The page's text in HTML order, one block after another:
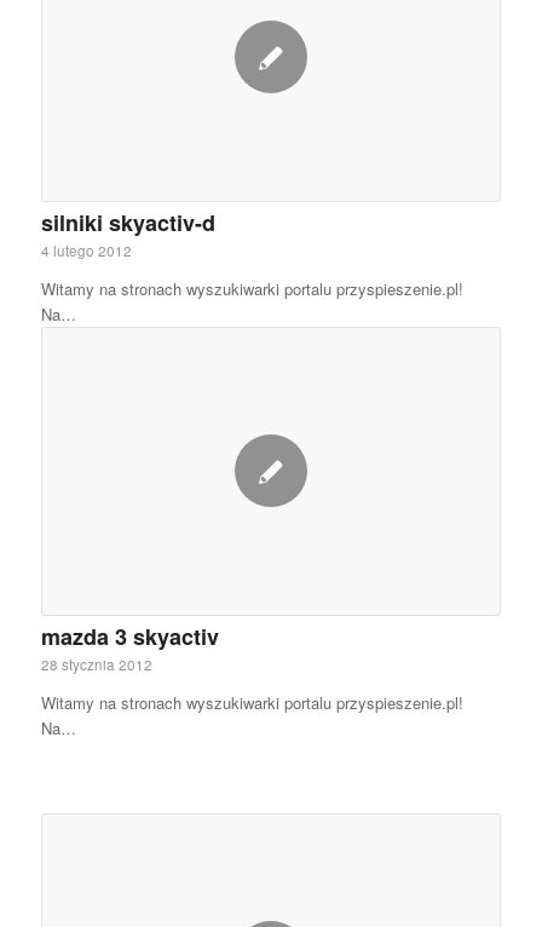
silniki skyactiv-d
4 lutego 2012
Witamy na stronach wyszukiwarki portalu przyspieszenie.pl!
Na…
mazda 3 skyactiv
28 stycznia 2012
Witamy na stronach wyszukiwarki portalu przyspieszenie.pl!
Na…